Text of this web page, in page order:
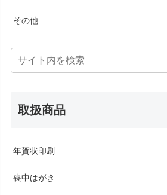
その他
取扱商品
年賀状印刷
喪中はがき